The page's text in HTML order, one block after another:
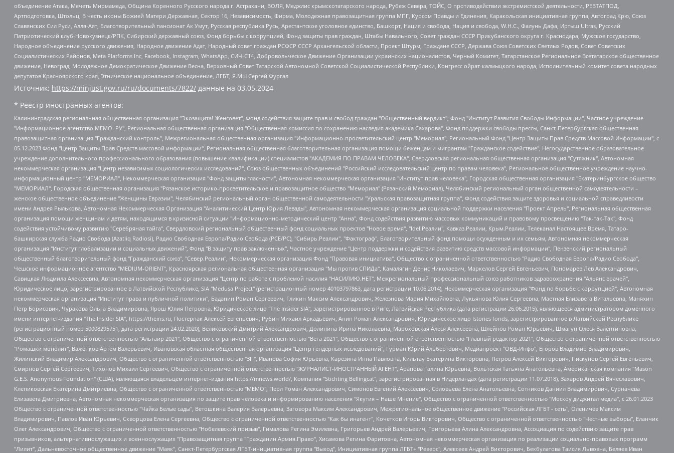
объединение Атака, Мечеть Мирмамеда, Община Коренного Русского народа г. Астрахани, ВОЛЯ, Меджлис крымскотатарского народа, Рубеж Севера, ТОЙС, О противодействии экстремистской деятельности, РЕВТАТПОД,
Артподготовка, Штольц, В честь иконы Божией Матери Державная, Сектор 16, Независимость, Фирма, Молодежная правозащитная группа МПГ, Курсом Правды и Единения, Каракольская инициативная группа, Автоград Крю, Союз
Славянских Сил Руси, Алля-Аят, Благотворительный пансионат Ак Умут, Русская республика Русь, Арестантское уголовное единство, Башкорт, Нация и свобода, Нация и свобода, W.H.С., Фалунь Дафа, Иртыш Ultras, Русский
Патриотический клуб-Новокузнецк/РПК, Сибирский державный союз, Фонд борьбы с коррупцией, Фонд защиты прав граждан, Штабы Навального, Совет граждан СССР Прикубанского округа г. Краснодара, Мужское государство,
Народное объединение русского движения, Народное движение Адат, Народный совет граждан РСФСР СССР Архангельской области, Проект Штурм, Граждане СССР, Держава Союз Советских Светлых Родов, Совет Советских
Социалистических Районов, Meta Platforms Inc, Facebook, Instagram, WhatsApp, СИЧ-С14, Добровольческое Движение Организации украинских националистов, Черный Комитет, Татарстанское Региональное Всетатарское общественное
движение, Невоград, Молодежное Демократическое Движение Весна, Верховный Совет Татарской Автономной Советской Социалистической Республики, Конгресс ойрат-калмыцкого народа, Исполнительный комитет совета народных
депутатов Красноярского края, Этническое национальное объединение, ЛГБТ, Я.МЫ Сергей Фургал
Источник: https://minjust.gov.ru/ru/documents/7822/ данные на 03.05.2024
* Реестр иностранных агентов:
Калининградская региональная общественная организация "Экозащита!-Женсовет", Фонд содействия защите прав и свобод граждан "Общественный вердикт", Фонд "Институт Развития Свободы Информации", Частное учреждение "Информационное агентство МЕМО. РУ", Региональная общественная организация "Общественная комиссия по сохранению наследия академика Сахарова", Фонд поддержки свободы прессы, Санкт-Петербургская общественная правозащитная организация "Гражданский контроль", Межрегиональная общественная организация "Информационно-просветительский центр "Мемориал", Региональный Фонд "Центр Защиты Прав Средств Массовой Информации", с 05.12.2023 Фонд "Центр Защиты Прав Средств массовой информации", Региональная общественная благотворительная организация помощи беженцам и мигрантам "Гражданское содействие", Негосударственное образовательное учреждение дополнительного профессионального образования (повышение квалификации) специалистов "АКАДЕМИЯ ПО ПРАВАМ ЧЕЛОВЕКА", Свердловская региональная общественная организация "Сутяжник", Автономная некоммерческая организация "Центр независимых социологических исследований", Союз общественных объединений "Российский исследовательский центр по правам человека", Региональное общественное учреждение научно-информационный центр "МЕМОРИАЛ", Некоммерческая организация "Фонд защиты гласности", Автономная некоммерческая организация "Институт прав человека", Городская общественная организация "Екатеринбургское общество "МЕМОРИАЛ", Городская общественная организация "Рязанское историко-просветительское и правозащитное общество "Мемориал" (Рязанский Мемориал), Челябинский региональный орган общественной самодеятельности – женское общественное объединение "Женщины Евразии", Челябинский региональный орган общественной самодеятельности "Уральская правозащитная группа", Фонд содействия защите здоровья и социальной справедливости имени Андрея Рылькова, Автономная Некоммерческая Организация "Аналитический Центр Юрия Левады", Автономная некоммерческая организация социальной поддержки населения "Проект Апрель", Региональная общественная организация помощи женщинам и детям, находящимся в кризисной ситуации "Информационно-методический центр "Анна", Фонд содействия развитию массовых коммуникаций и правовому просвещению "Так-так-Так", Фонд содействия устойчивому развитию "Серебряная тайга", Свердловский региональный общественный фонд социальных проектов "Новое время", "Idel.Реалии", Кавказ.Реалии, Крым.Реалии, Телеканал Настоящее Время, Татаро-башкирская служба Радио Свобода (Azatliq Radiosi), Радио Свободная Европа/Радио Свобода (PCE/PC), "Сибирь.Реалии", "Фактограф", Благотворительный фонд помощи осужденным и их семьям, Автономная некоммерческая организация "Институт глобализации и социальных движений", Фонд "В защиту прав заключенных", Частное учреждение "Центр поддержки и содействия развитию средств массовой информации", Пензенский региональный общественный благотворительный фонд "Гражданский союз", "Север.Реалии", Некоммерческая организация Фонд "Правовая инициатива", Общество с ограниченной ответственностью "Радио Свободная Европа/Радио Свобода", Чешское информационное агентство "MEDIUM-ORIENT", Красноярская региональная общественная организация "Мы против СПИДа", Камалягин Денис Николаевич, Маркелов Сергей Евгеньевич, Пономарев Лев Александрович, Савицкая Людмила Алексеевна, Автономная некоммерческая организация "Центр по работе с проблемой насилия "НАСИЛИЮ.НЕТ", Межрегиональный профессиональный союз работников здравоохранения "Альянс врачей", Юридическое лицо, зарегистрированное в Латвийской Республике, SIA "Medusa Project" (регистрационный номер 40103797863, дата регистрации 10.06.2014), Некоммерческая организация "Фонд по борьбе с коррупцией", Автономная некоммерческая организация "Институт права и публичной политики", Баданин Роман Сергеевич, Гликин Максим Александрович, Железнова Мария Михайловна, Лукьянова Юлия Сергеевна, Маетная Елизавета Витальевна, Маняхин Петр Борисович, Чуракова Ольга Владимировна, Ярош Юлия Петровна, Юридическое лицо "The Insider SIA", зарегистрированное в Риге, Латвийская Республика (дата регистрации 26.06.2015), являющееся администратором доменного имени интернет-издания "The Insider SIA", https://theins.ru, Постернак Алексей Евгеньевич, Рубин Михаил Аркадьевич, Анин Роман Александрович, Юридическое лицо Istories fonds, зарегистрированное в Латвийской Республике (регистрационный номер 50008295751, дата регистрации 24.02.2020), Великовский Дмитрий Александрович, Долинина Ирина Николаевна, Мароховская Алеся Алексеевна, Шлейнов Роман Юрьевич, Шмагун Олеся Валентиновна, Общество с ограниченной ответственностью "Альтаир 2021", Общество с ограниченной ответственностью "Вега 2021", Общество с ограниченной ответственностью "Главный редактор 2021", Общество с ограниченной ответственностью "Ромашки монолит", Важенков Артем Валерьевич, Ивановская областная общественная организация "Центр гендерных исследований", Гурман Юрий Альбертович, Медиапроект "ОВД-Инфо", Егоров Владимир Владимирович, Жилинский Владимир Александрович, Общество с ограниченной ответственностью "ЗП", Иванова София Юрьевна, Карезина Инна Павловна, Кильтау Екатерина Викторовна, Петров Алексей Викторович, Пискунов Сергей Евгеньевич, Смирнов Сергей Сергеевич, Тихонов Михаил Сергеевич, Общество с ограниченной ответственностью "ЖУРНАЛИСТ-ИНОСТРАННЫЙ АГЕНТ", Арапова Галина Юрьевна, Вольтская Татьяна Анатольевна, Американская компания "Mason G.E.S. Anonymous Foundation" (США), являющаяся владельцем интернет-издания https://mnews.world/, Компания "Stichting Bellingcat", зарегистрированная в Нидерландах (дата регистрации 11.07.2018), Захаров Андрей Вячеславович, Клепиковская Екатерина Дмитриевна, Общество с ограниченной ответственностью "МЕМО", Перл Роман Александрович, Симонов Евгений Алексеевич, Соловьева Елена Анатольевна, Сотников Даниил Владимирович, Сурначева Елизавета Дмитриевна, Автономная некоммерческая организация по защите прав человека и информированию населения "Якутия – Наше Мнение", Общество с ограниченной ответственностью "Москоу диджитал медиа", с 26.01.2023 Общество с ограниченной ответственностью "Чайка Белые сады", Ветошкина Валерия Валерьевна, Заговора Максим Александрович, Межрегиональное общественное движение "Российская ЛГБТ - сеть", Оленичев Максим Владимирович, Павлов Иван Юрьевич, Скворцова Елена Сергеевна, Общество с ограниченной ответственностью "Как бы инагент", Кочетков Игорь Викторович, Общество с ограниченной ответственностью "Честные выборы", Еланчик Олег Александрович, Общество с ограниченной ответственностью "Нобелевский призыв", Гималова Регина Эмилевна, Григорьев Андрей Валерьевич, Григорьева Алина Александровна, Ассоциация по содействию защите прав призывников, альтернативнослужащих и военнослужащих "Правозащитная группа "Гражданин.Армия.Право", Хисамова Регина Фаритовна, Автономная некоммерческая организация по реализации социально-правовых программ "Лилит", Дальневосточное общественное движение "Маяк", Санкт-Петербургская ЛГБТ-инициативная группа "Выход", Инициативная группа ЛГБТ+ "Реверс", Алексеев Андрей Викторович, Бекбулатова Таисия Львовна, Беляев Иван Михайлович, Владыкина Елена Сергеевна, Гельман Марат Александрович, Никульшина Вероника Юрьевна, Толоконникова Надежда Андреевна, Шендерович Виктор Анатольевич, Общество с ограниченной ответственностью "Данное сообщение", Общество с ограниченной ответственностью Издательский дом "Новая глава", Айнбиндер Александра Александровна, Московский комьюнити-центр для ЛГБТ+инициатив, Благотворительный фонд развития филантропии, Deutsche Welle (Германия, Kurt-Schumacher-Strasse 3, 53113 Bonn), Борзунова Мария Михайловна, Воробьев Виктор Викторович, Голубева Анна Львовна, Константинова Алла Михайловна, Малкова Ирина Владимировна, Мурадов Мурад Абдулгалимович, Осетинская Елизавета Николаевна, Понасенков Евгений Николаевич, Ганапольский Матвей Юрьевич, Киселев Евгений Алексеевич, Борухович Ирина Григорьевна, Дремин Иван Тимофеевич, Дубровский Дмитрий Викторович, Красноярская региональная общественная организация поддержки и развития альтернативных образовательных технологий и межкультурных коммуникаций "ИНТЕРРА", Маяковская Екатерина Алексеевна, Фейгин Марк Захарович, Филимонов Андрей Викторович, Дзугкоева Регина Николаевна, Доброхотов Роман Александрович, Дудь Юрий Александрович, Елкин Сергей Владимирович, Кругликов Кирилл Игоревич, Сабунаева Мария Леонидовна, Семенов Алексей Владимирович, Шаинян Карен Багратович, Шульман Екатерина Михайловна, Асафьев Артур Валерьевич, Вахштайн Виктор Семенович, Венедиктов Алексей Алексеевич, Лушникова Екатерина Евгеньевна, Волков Леонид Михайлович, Невзоров Александр Глебович, Пархоменко Сергей Борисович, Сироткин Ярослав Николаевич, Кара-Мурза Владимир Владимирович, Баранова Наталья Владимировна, Гозман Леонид Яковлевич, Кагарлицкий Борис Юльевич, Климарев Михаил Валерьевич, Милов Владимир Станиславович, Автономная некоммерческая организация Краснодарский центр современного искусства "Типография", Моргенштерн Алишер Тагирович, Соболь Любовь Эдуардовна, Общество с ограниченной ответственностью "ЛИЗА НОРМ", Каспаров Гарри Кимович, Ходорковский Михаил Борисович, Общество с ограниченной ответственностью "Апрельские тезисы", Данилович Ирина Брониславовна, Кашин Олег Владимирович, Петров Николай Владимирович, Пивоваров Алексей Владимирович, Соколов Михаил Владимирович, Цветкова Юлия Владимировна, Чичваркин Евгений Александрович, Комитет против пыток/Команда против пыток, Общество с ограниченной ответственностью "Первый научный", Общество с ограниченной ответственностью "Вертолет и ко", Белоцерковская Вероника Борисовна, Кац Максим Евгеньевич, Лазарева Татьяна Юрьевна, Шаведдинов Руслан Табризович, Яшин Илья Валерьевич, Общество с ограниченной ответственностью "Иноагент ААВ", Алешковский Дмитрий Петрович, Альбац Евгения Марковна, Быков Дмитрий Львович, Галямина Юлия Евгеньевна, Лойко Сергей Леонидович, Мартынов Кирилл Константинович, Медведев Сергей Александрович, Крашенинников Федор Геннадиевич, Гордеева Катерина Вл